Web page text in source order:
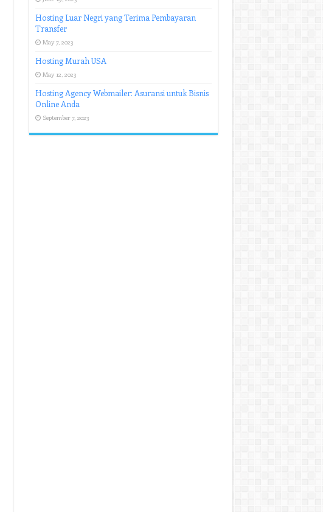
Hosting Luar Negri yang Terima Pembayaran
Transfer
May 7, 2023
Hosting Murah USA
May 12, 2023
Hosting Agency Webmailer: Asuransi untuk Bisnis
Online Anda
September 7, 2023